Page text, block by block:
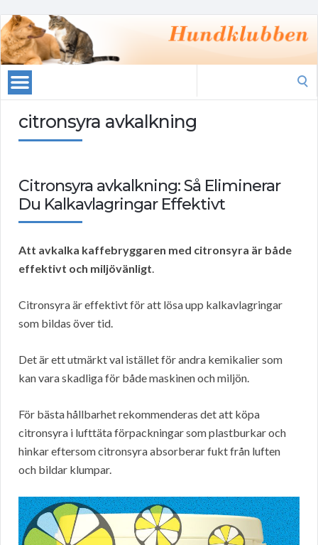
citronsyra avkalkning
Citronsyra avkalkning: Så Eliminerar
Du Kalkavlagringar Effektivt
Att avkalka kaffebryggaren med citronsyra är både
effektivt och miljövänligt.
Citronsyra är effektivt för att lösa upp kalkavlagringar
som bildas över tid.
Det är ett utmärkt val istället för andra kemikalier som
kan vara skadliga för både maskinen och miljön.
För bästa hållbarhet rekommenderas det att köpa
citronsyra i lufttäta förpackningar som plastburkar och
hinkar eftersom citronsyra absorberar fukt från luften
och bildar klumpar.